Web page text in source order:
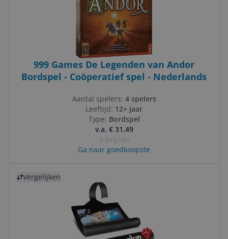
999 Games De Legenden van Andor
Bordspel - Coöperatief spel - Nederlands
Aantal spelers: 4 spelers
Leeftijd: 12+ jaar
Type: Bordspel
v.a. € 31,49
5 prijzen
Ga naar goedkoopste
Vergelijken